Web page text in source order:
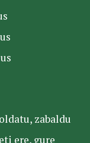
zabaldu
ere, gure